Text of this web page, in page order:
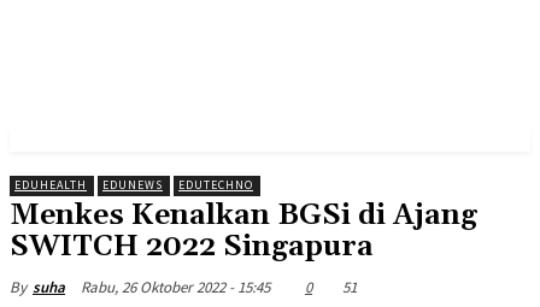
EDUHEALTH EDUNEWS EDUTECHNO
Menkes Kenalkan BGSi di Ajang
SWITCH 2022 Singapura
By suha Rabu, 26 Oktober 2022 - 15:45 0 51